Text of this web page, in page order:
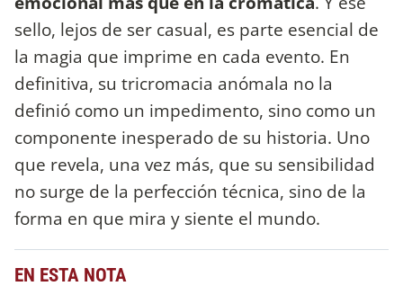
sello, lejos de ser casual, es parte esencial de
la magia que imprime en cada evento. En
definitiva, su tricromacia anómala no la
definió como un impedimento, sino como un
componente inesperado de su historia. Uno
que revela, una vez más, que su sensibilidad
no surge de la perfección técnica, sino de la
forma en que mira y siente el mundo.
EN ESTA NOTA